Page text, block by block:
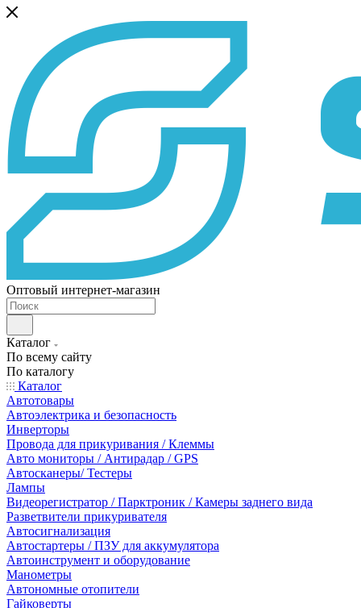
Оптовый интернет-магазин
Каталог
По всему сайту
По каталогу
Каталог
Автотовары
Автоэлектрика и безопасность
Инверторы
Провода для прикуривания / Клеммы
Авто мониторы / Антирадар / GPS
Автосканеры/ Тестеры
Лампы
Видеорегистратор / Парктроник / Камеры заднего вида
Разветвители прикуривателя
Автосигнализация
Автостартеры / ПЗУ для аккумулятора
Автоинструмент и оборудование
Манометры
Автономные отопители
Гайковерты